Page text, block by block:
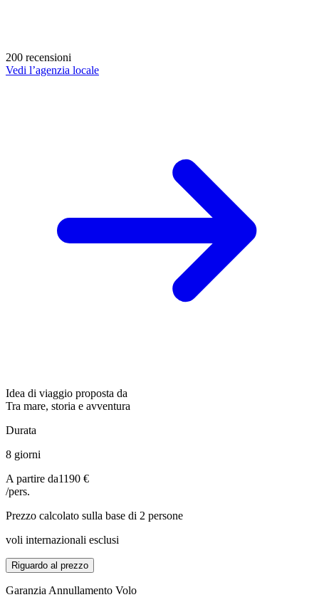
200 recensioni
Vedi l’agenzia locale
Idea di viaggio proposta da
Tra mare, storia e avventura
Durata
8 giorni
A partire da1190 €
/pers.
Prezzo calcolato sulla base di 2 persone
voli internazionali esclusi
Riguardo al prezzo
Garanzia Annullamento Volo